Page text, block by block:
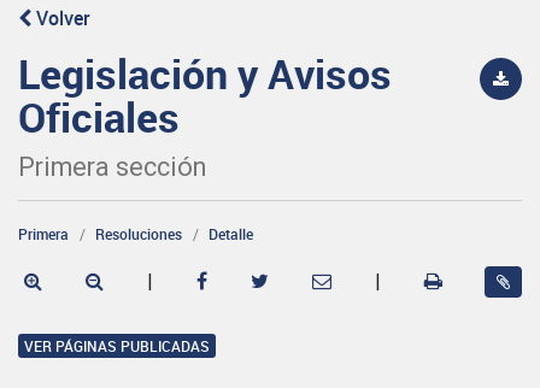
Volver
Legislación y Avisos
Oficiales
Primera sección
Primera Resoluciones Detalle
| |
VER PÁGINAS PUBLICADAS